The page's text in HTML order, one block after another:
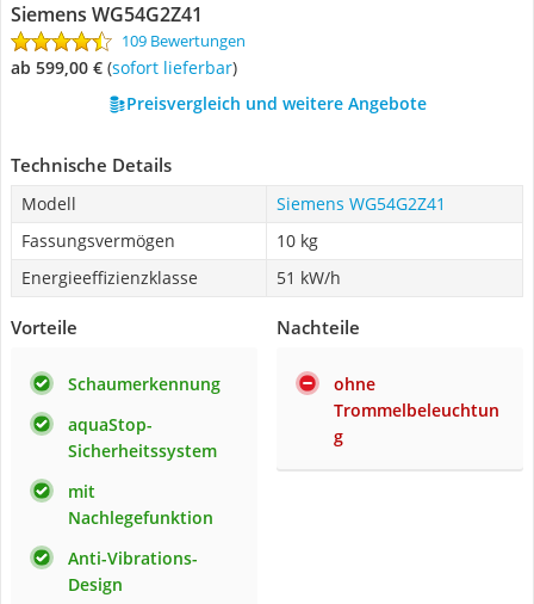
Siemens WG54G2Z41
109 Bewertungen
ab 599,00 € ( Sofort lieferbar)
Preisvergleich und weitere Angebote
Technische Details
Modell
Siemens WG54G2Z41
Fassungsvermögen
10 kg
Energieeffizienzklasse
51 kW/h
Vorteile
Schaumerkennung
aquaStop-
Sicherheitssystem
mit
Nachlegefunktion
Anti-Vibrations-
Design
Nachteile
ohne
Trommelbeleuchtun
g